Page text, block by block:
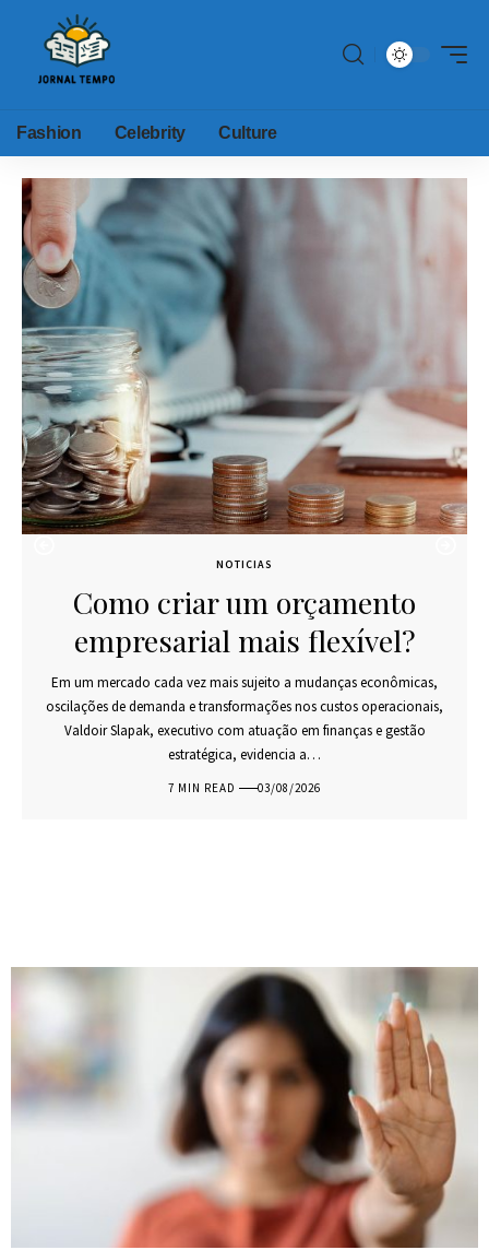
Fashion Celebrity Culture
NOTICIAS
Como criar um orçamento
empresarial mais flexível?
Em um mercado cada vez mais sujeito a mudanças econômicas,
oscilações de demanda e transformações nos custos operacionais,
Valdoir Slapak, executivo com atuação em finanças e gestão
estratégica, evidencia a…
7 MIN READ 03/08/2026